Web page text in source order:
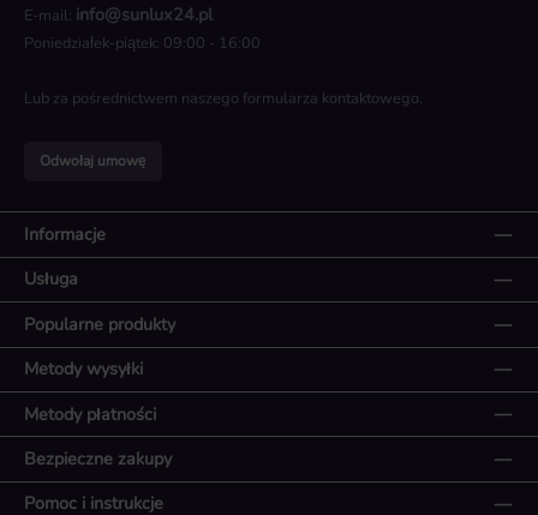
E-mail: info@sunlux24.pl
Poniedziałek-piątek: 09:00 - 16:00
Lub za pośrednictwem naszego formularza kontaktowego.
Odwołaj umowę
Informacje
Usługa
Popularne produkty
Metody płatności
Metody wysyłki
Bezpieczne zakupy
Pomoc i instrukcje